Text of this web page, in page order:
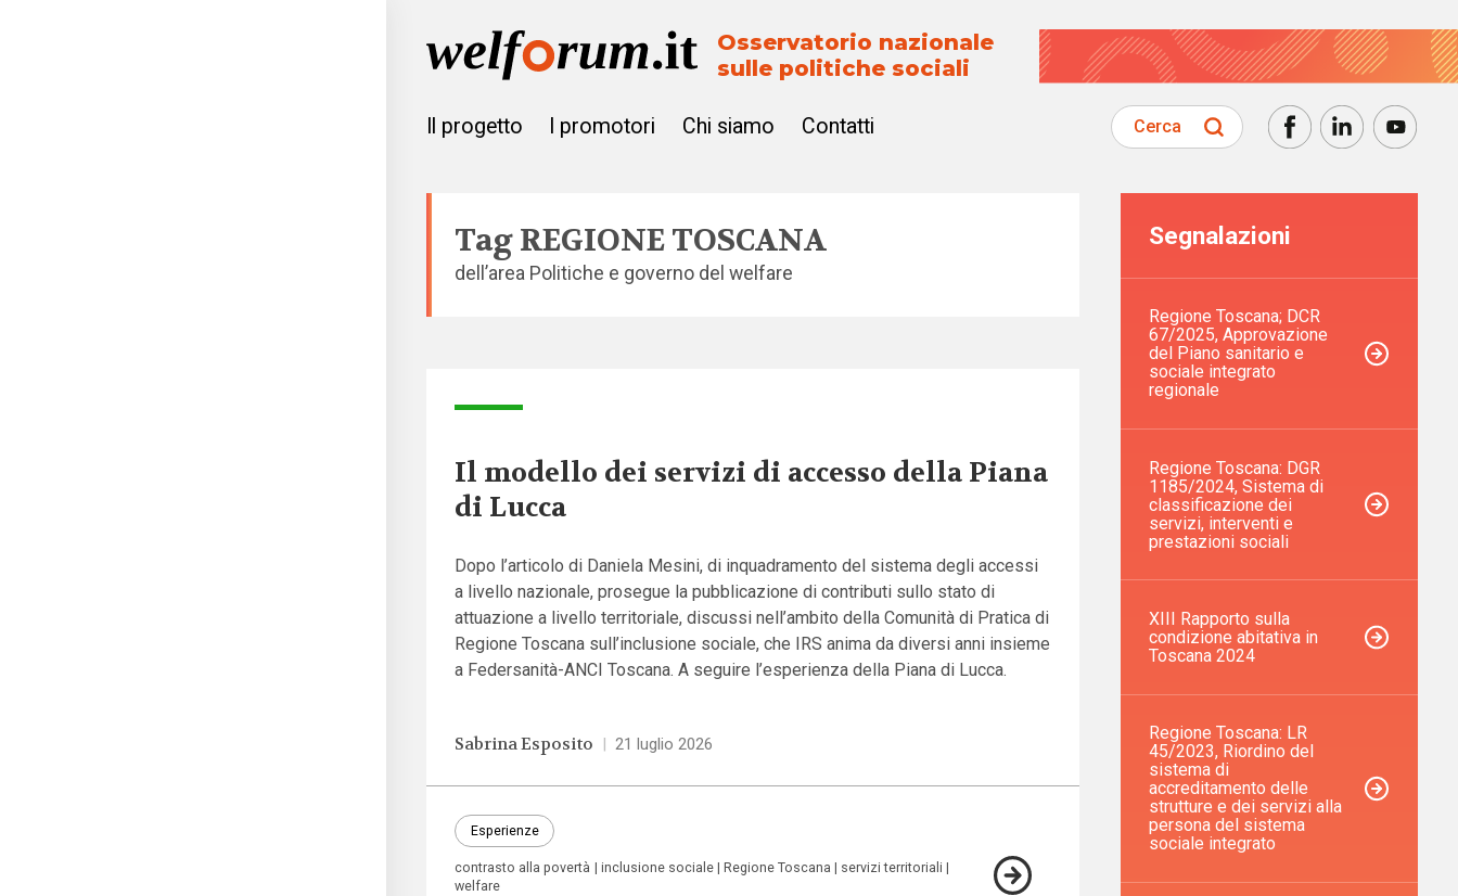
Osservatorio nazionale
sulle politiche sociali
Il progetto I promotori Chi siamo Contatti Cerca
TagREGIONE TOSCANA
dell’area Politiche e governo del welfare
Il modello dei servizi di accesso della Piana
di Lucca
Dopo l’articolo di Daniela Mesini, di inquadramento del sistema degli accessi
a livello nazionale, prosegue la pubblicazione di contributi sullo stato di
attuazione a livello territoriale, discussi nell’ambito della Comunità di Pratica di
Regione Toscana sull’inclusione sociale, che IRS anima da diversi anni insieme
a Federsanità-ANCI Toscana. A seguire l’esperienza della Piana di Lucca.
Sabrina Esposito | 21 luglio 2026
Esperienze
contrasto alla povertà inclusione sociale Regione Toscana
servizi territoriali
welfare
Segnalazioni
Regione Toscana; DCR
67/2025, Approvazione
del Piano sanitario e
sociale integrato
regionale
Regione Toscana: DGR
1185/2024, Sistema di
classificazione dei
servizi, interventi e
prestazioni sociali
XIII Rapporto sulla
condizione abitativa in
Toscana 2024
Regione Toscana: LR
45/2023, Riordino del
sistema di
accreditamento delle
strutture e dei servizi alla
persona del sistema
sociale integrato